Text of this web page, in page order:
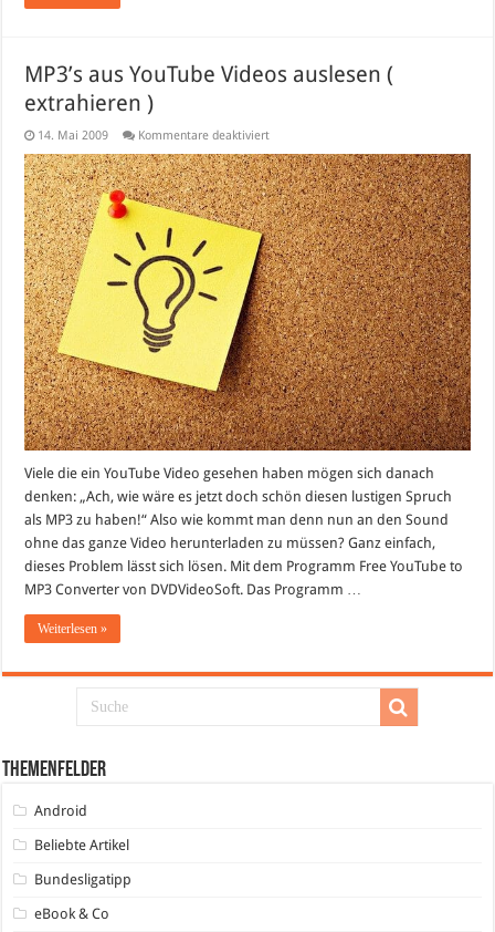
MP3’s aus YouTube Videos auslesen (
extrahieren )
14. Mai 2009 Kommentare deaktiviertfür
aus
YouTube
Videos
auslesen
(
extrahieren
)
Viele die ein YouTube Video gesehen haben mögen sich danach
denken: „Ach, wie wäre es jetzt doch schön diesen lustigen Spruch
als MP3 zu haben!“ Also wie kommt man denn nun an den Sound
ohne das ganze Video herunterladen zu müssen? Ganz einfach,
dieses Problem lässt sich lösen. Mit dem Programm Free YouTube to
MP3 Converter von DVDVideoSoft. Das Programm …
Weiterlesen »
Themenfelder
Android
Beliebte Artikel
Bundesligatipp
eBook & Co